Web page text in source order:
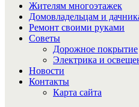
Жителям многоэтажек
Домовладельцам и
Ремонт своими руками
Советы
Дорожное покрытие
Электрика и
Новости
Контакты
Карта сайта